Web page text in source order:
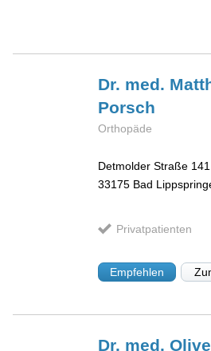
Dr. med.
Porsch
Orthopäde
Detmolder Straße 141
33175 Bad
Privatpatienten
Empfehlen
Dr. med.